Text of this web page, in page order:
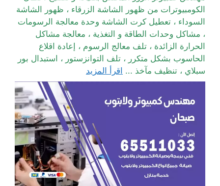
الكومبيوترات من ظهور الشاشة الزرقاء ، ظهور الشاشة
السوداء ، تعطيل كرت الشاشة وحدة معالجة الرسومات
، مشاكل وحدات الطاقة و التغذية ، معالجة مشاكل
الحرارة الزائدة ، تلف معالج الرسوم ، إعادة اقلاع
الحاسوب بشكل متكرر ، تلف التوانزستور ، استبدال بور
سبلاي ، تنظيف مآخذ ... اقرأ المزيد